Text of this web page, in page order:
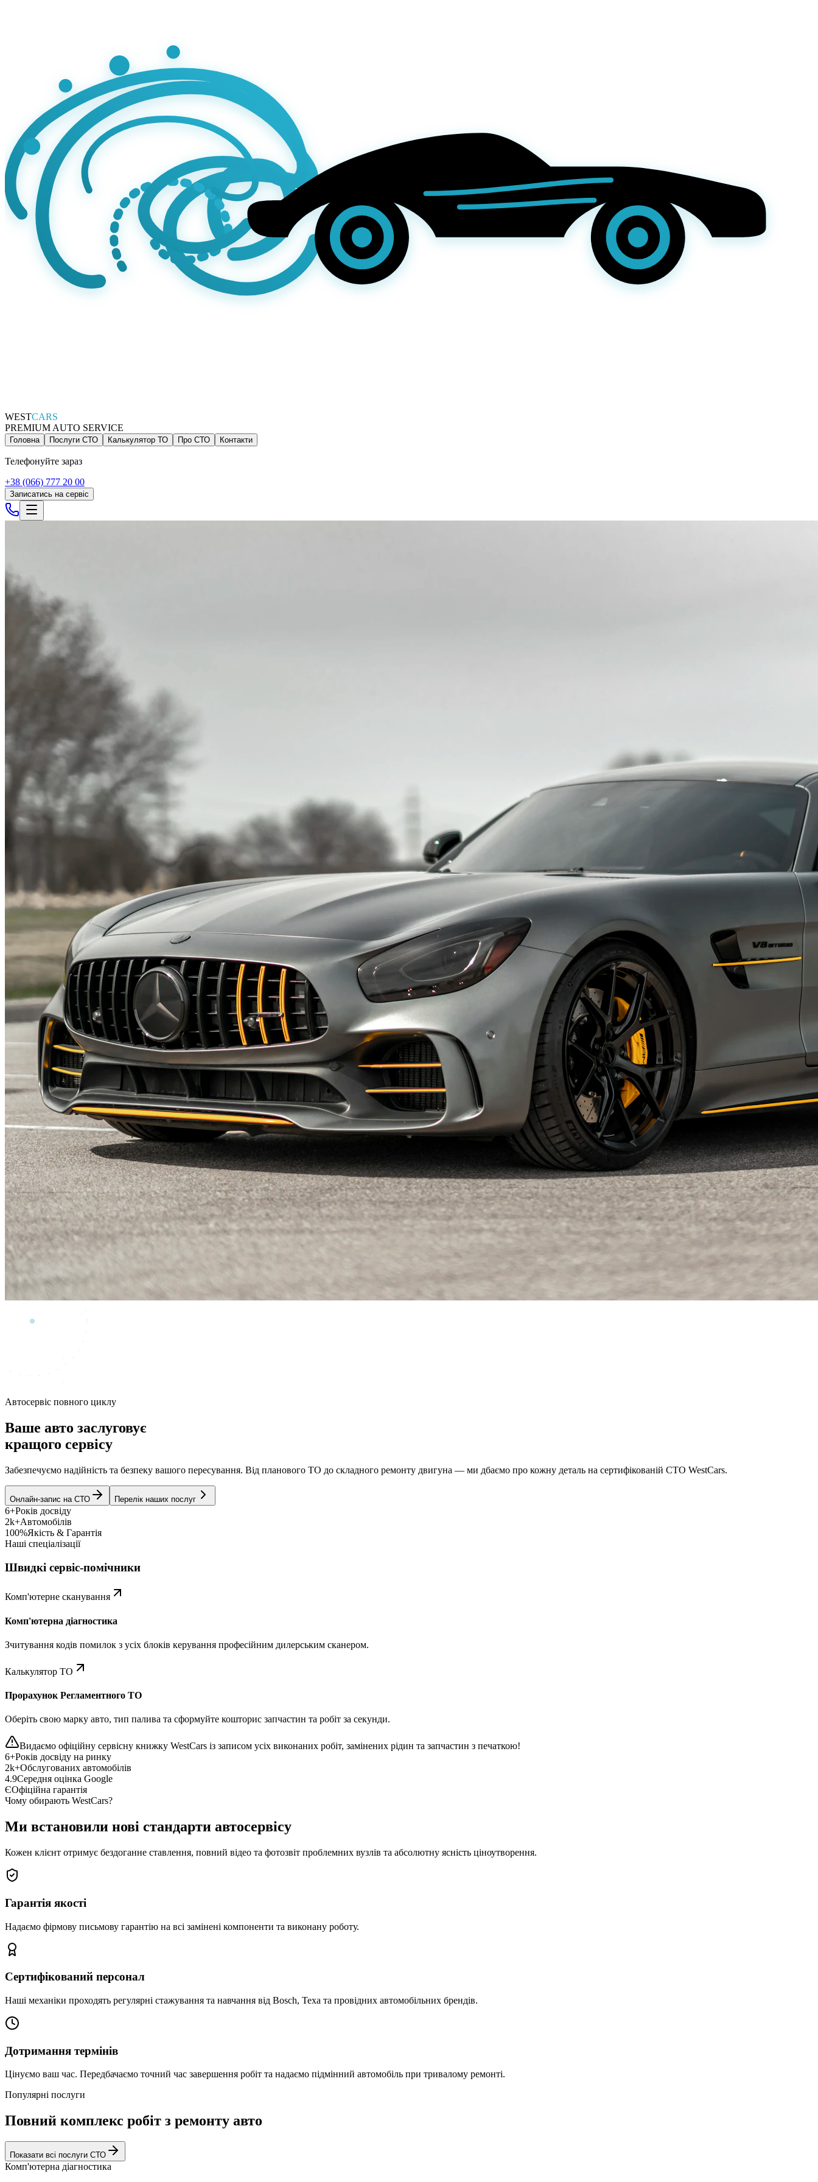
WESTCARS
PREMIUM AUTO SERVICE
Головна Послуги СТО Калькулятор ТО Про СТО Контакти
Телефонуйте зараз
+38 (066) 777 20 00
Записатись на сервіс
Автосервіс повного циклу
Ваше авто заслуговує
кращого сервісу
Забезпечуємо надійність та безпеку вашого пересування. Від планового ТО до складного ремонту двигуна — ми дбаємо про кожну деталь на сертифікованій СТО WestCars.
Онлайн-запис на СТО Перелік наших послуг
6+Років досвіду
2k+Автомобілів
100%Якість & Гарантія
Наші спеціалізації
Швидкі сервіс-помічники
Комп'ютерне сканування
Комп'ютерна діагностика
Зчитування кодів помилок з усіх блоків керування професійним дилерським сканером.
Калькулятор ТО
Прорахунок Регламентного ТО
Оберіть свою марку авто, тип палива та сформуйте кошторис запчастин та робіт за секунди.
Видаємо офіційну сервісну книжку WestCars із записом усіх виконаних робіт, замінених рідин та запчастин з печаткою!
6+Років досвіду на ринку
2k+Обслугованих автомобілів
4.9Середня оцінка Google
ЄОфіційна гарантія
Чому обирають WestCars?
Ми встановили нові стандарти автосервісу
Кожен клієнт отримує бездоганне ставлення, повний відео та фотозвіт проблемних вузлів та абсолютну ясність ціноутворення.
Гарантія якості
Надаємо фірмову письмову гарантію на всі замінені компоненти та виконану роботу.
Сертифікований персонал
Наші механіки проходять регулярні стажування та навчання від Bosch, Texa та провідних автомобільних брендів.
Дотримання термінів
Цінуємо ваш час. Передбачаємо точний час завершення робіт та надаємо підмінний автомобіль при тривалому ремонті.
Популярні послуги
Повний комплекс робіт з ремонту авто
Показати всі послуги СТО
Комп'ютерна діагностика